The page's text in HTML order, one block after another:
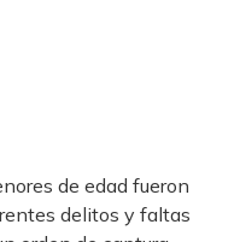
de edad fueron
delitos y faltas